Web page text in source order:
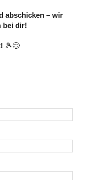
abschicken – wir
bei dir!
🎾😊